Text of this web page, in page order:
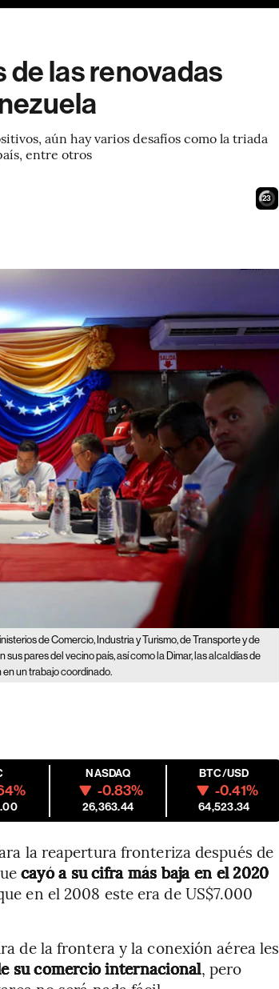
las renovadas
aún hay varios desafíos como la triada
entre otros
22
de Comercio, Industria y Turismo, de Transporte y de
sus pares del vecino país, así como la Dimar, las alcaldías de
un trabajo coordinado.
NASDAQ
-0.83%
26,363.44
BTC/USD
-0.41%
64,523.34
la reapertura fronteriza después de
cayó a su cifra más baja en el 2020
en el 2008 este era de US$7.000
de la frontera y la conexión aérea les
su comercio internacional, pero